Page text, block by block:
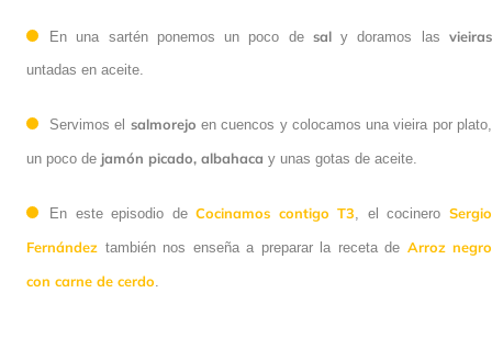
En una sartén ponemos un poco de saly doramos lasvieiras
untadas en aceite.
Servimos el salmorejo en cuencos y colocamos una vieira por plato,
un poco de jamón picado, albahaca y unas gotas de aceite.
En este episodio deCocinamos contigo T3 , el cocineroSergio
Fernández también nos enseña a preparar la receta de Arroz negro
con carne de cerdo